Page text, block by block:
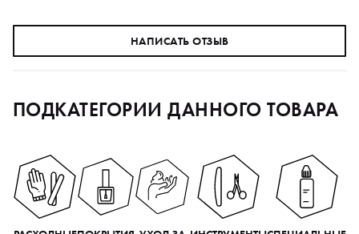
НАПИСАТЬ ОТЗЫВ
ПОДКАТЕГОРИИ ДАННОГО ТОВАРА